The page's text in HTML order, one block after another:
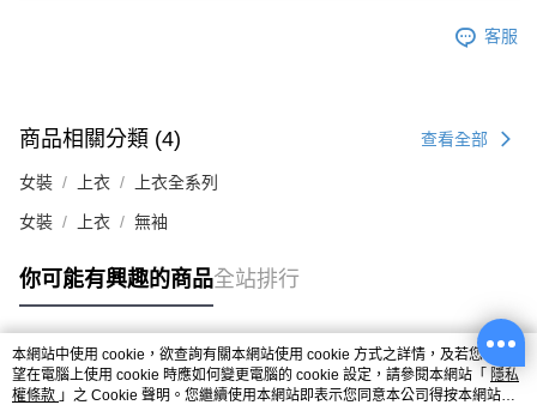
客服
商品相關分類 (4) 查看全部
女裝 上衣 上衣全系列
女裝 上衣 無袖
你可能有興趣的商品全站排行
熱門標籤
本網站中使用 cookie，欲查詢有關本網站使用 cookie 方式之詳情，及若您不希
望在電腦上使用 cookie 時應如何變更電腦的 cookie 設定，請參閱本網站「 隱私
權條款 」之 Cookie 聲明。您繼續使用本網站即表示您同意本公司得按本網站使